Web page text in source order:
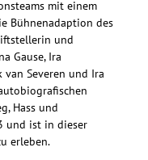
mit einem
Bühnenadaption des
und
Gause, Ira
van Severen und Ira
Hass und
und ist in dieser
erleben.